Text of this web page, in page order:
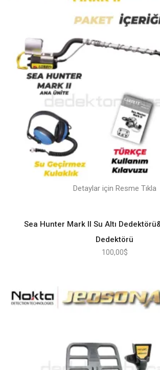
Detaylar için Resme Tıkla
Sea Hunter Mark II Su Altı
Dedektörü
100,00$